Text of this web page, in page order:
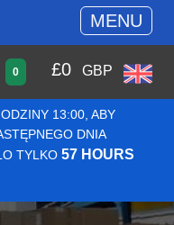
MENU
0 £0 GBP
13:00, ABY
DNIA
TYLKO 57 HOURS